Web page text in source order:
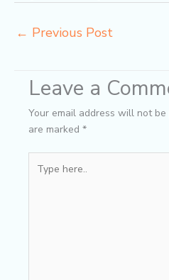
← Previous Post
Leave a
Your email address will not be
are marked *
here..